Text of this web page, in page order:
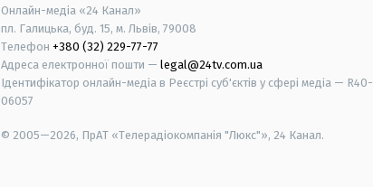
Онлайн-медіа «24 Канал»
пл. Галицька, буд. 15, м. Львів, 79008
Телефон +380 (32) 229-77-77
Адреса електронної пошти — legal@24tv.com.ua
Ідентифікатор онлайн-медіа в Реєстрі суб'єктів у сфері медіа — R40-
06057
© 2005—2026, ПрАТ «Телерадіокомпанія "Люкс"», 24 Канал.